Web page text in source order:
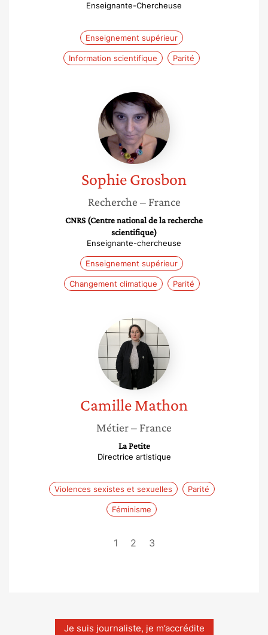
Enseignante-Chercheuse
Enseignement supérieur
Information scientifique Parité
Sophie
Grosbon
SophieGrosbon
Recherche – France
CNRS (Centre national de la recherche
scientifique)
Enseignante-chercheuse
Enseignement supérieur
Changement climatique Parité
Camille
Mathon
CamilleMathon
Métier– France
La Petite
Directrice artistique
Violences sexistes et sexuelles Parité
Féminisme
1 2 3
Je suis journaliste, je m’accrédite